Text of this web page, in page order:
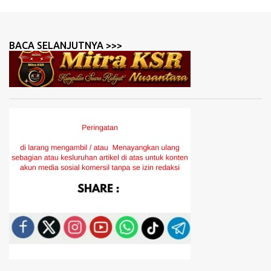
BACA SELANJUTNYA >>>